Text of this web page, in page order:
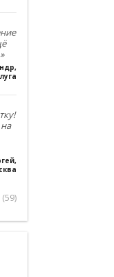
,
,
(59)